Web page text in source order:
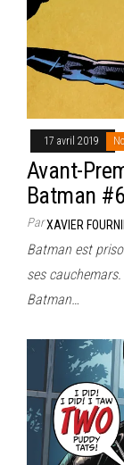
17 avril 2019
Avant-
Batman
ParXAVIER
Batman est
ses
Batman…